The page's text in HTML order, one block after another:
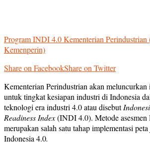
Program INDI 4.0 Kementerian Perindustrian
Kemenperin)
Share on FacebookShare on Twitter
Kementerian Perindustrian akan meluncurkan
untuk tingkat kesiapan industri di Indonesia
teknologi era industri 4.0 atau disebut
Readiness Index(INDI 4.0). Metode
merupakan salah satu tahap implementasi
Indonesia 4.0.